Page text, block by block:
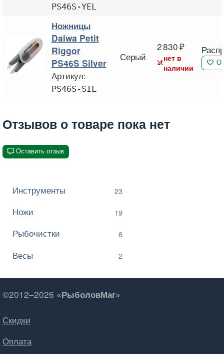
PS46S-YEL
Ножницы
Daiwa Petit
Riggor
PS46S Silver
Артикул:
PS46S-SIL
Серый
2 830
нет в
наличии
Отзывов о товаре пока нет
Оставить отзыв
Инструменты 23
Ножи 19
Рыбочистки 6
Весы 2
©2012–2026 «РыболовМаг»
Скидки
Оплата